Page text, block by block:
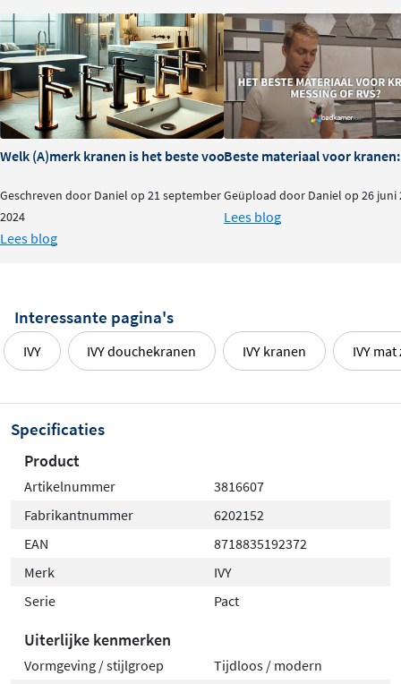
Makkelijke installatie met apart
inbouwdeel
Dit afbouwdeel wordt geleverd zonder inbouwdeel, dat
je apart bij kunt bestellen. Dit geeft je de flexibiliteit om
de installatie perfect af te stemmen op jouw situatie. Het
ronde rozet zorgt voor een strakke afwerking tegen de
muur en het geheel past zowel in een douche als in een
badopstelling.
Welk (A)merk kranen is het beste voor je badkamer?
Geschreven door Daniel op 21 september
2024
Lees blog
Beste materiaal voor kranen:
Geüpload door Daniel op 26 juni
Lees blog
Interessante pagina's
IVY IVY douchekranen IVY kranen IVY
Specificaties
Product
Artikelnummer
3816607
Fabrikantnummer
6202152
EAN
8718835192372
Merk
IVY
Serie
Pact
Uiterlijke kenmerken
Vormgeving / stijlgroep
Tijdloos / modern